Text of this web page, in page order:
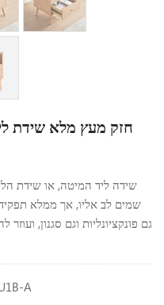
שידה ליד המיטה, או שידת
שמים לב אליו, אך ממלא
גם פונקציונליות וגם סגנון,
A